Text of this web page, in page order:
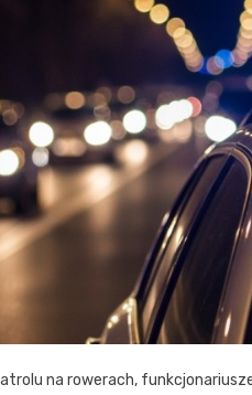
na rowerach,